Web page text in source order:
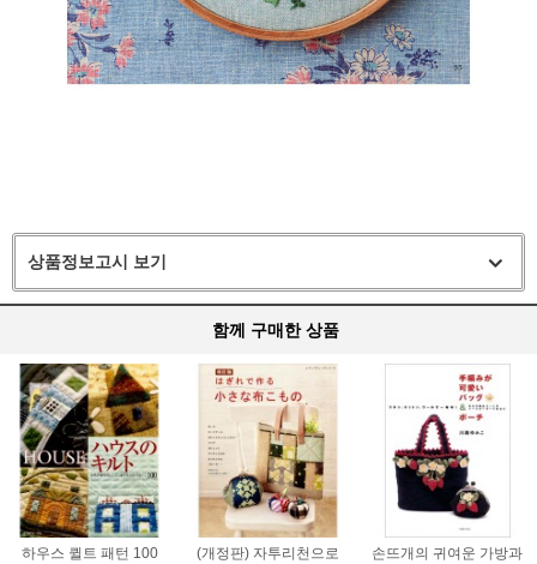
상품정보고시 보기
함께 구매한 상품
하우스 퀼트 패턴 100
(개정판) 자투리천으로
손뜨개의 귀여운 가방과